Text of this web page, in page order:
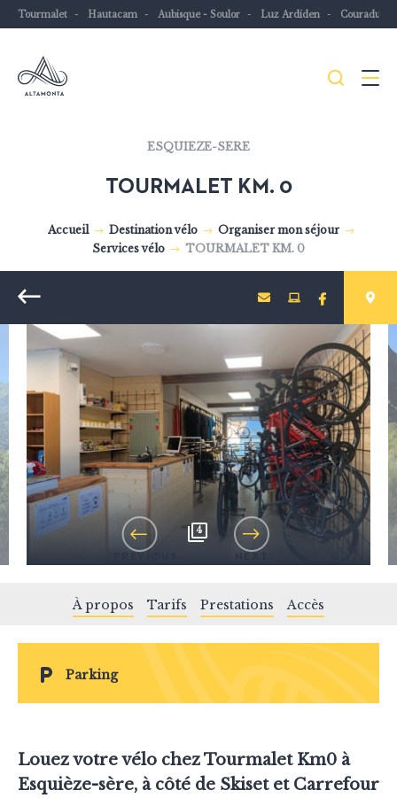
Tourmalet Hautacam Aubisque - Soulor Luz Ardiden
vélo
à
Menu
ESQUIEZE-SERE
TOURMALET KM. 0
Accueil Destination vélo
Organiser mon séjour
Services vélo
TOURMALET KM. 0
Retour
4
À propos Tarifs Prestations Accès
Parking
Louez votre vélo chez Tourmalet Km0 à
Esquièze-sère, à côté de Skiset et Carrefour